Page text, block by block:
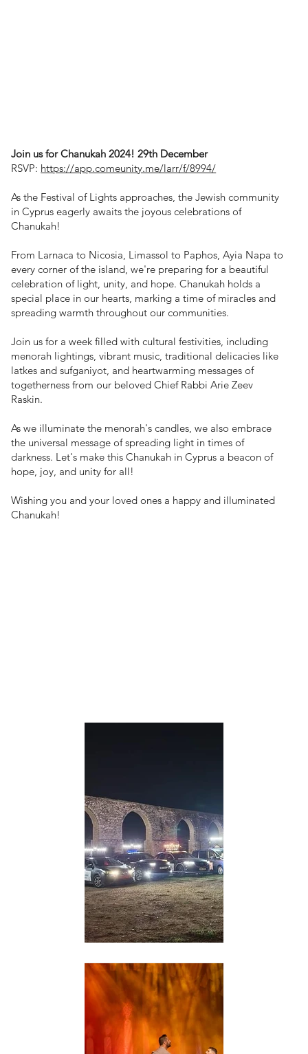
Join us for Chanukah 2024! 29th December
RSVP: https://app.comeunity.me/larr/f/8994/
As the Festival of Lights approaches, the Jewish community
in Cyprus eagerly awaits the joyous celebrations of
Chanukah!
From Larnaca to Nicosia, Limassol to Paphos, Ayia Napa to
every corner of the island, we're preparing for a beautiful
celebration of light, unity, and hope. Chanukah holds a
special place in our hearts, marking a time of miracles and
spreading warmth throughout our communities.
Join us for a week filled with cultural festivities, including
menorah lightings, vibrant music, traditional delicacies like
latkes and sufganiyot, and heartwarming messages of
togetherness from our beloved Chief Rabbi Arie Zeev
Raskin.
As we illuminate the menorah's candles, we also embrace
the universal message of spreading light in times of
darkness. Let's make this Chanukah in Cyprus a beacon of
hope, joy, and unity for all!
Wishing you and your loved ones a happy and illuminated
Chanukah!